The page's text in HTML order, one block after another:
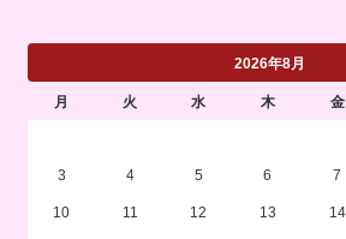
2026年8月
月 火 水 木 金
3 4 5 6 7
10 11 12 13 14